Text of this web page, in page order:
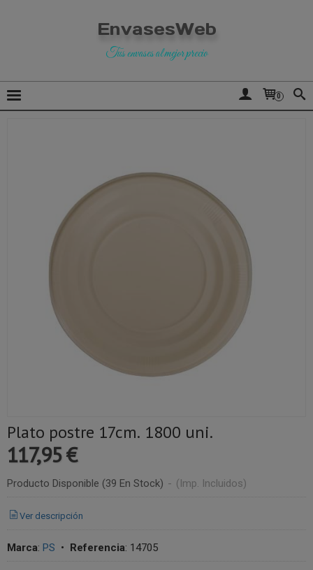
EnvasesWeb
Tus envases al mejor precio
0
Plato postre 17cm. 1800 uni.
117,95 €
Producto Disponible (39 En Stock) - (Imp. Incluidos)
Ver descripción
Marca: PS • Referencia: 14705